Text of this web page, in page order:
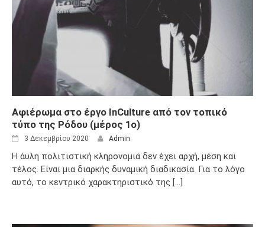
Αφιέρωμα στο έργο InCulture από τον τοπικό
τύπο της Ρόδου (μέρος 1ο)
3 Δεκεμβρίου 2020 Admin
Η άυλη πολιτιστική κληρονομιά δεν έχει αρχή, μέση και
τέλος. Είναι μια διαρκής δυναμική διαδικασία. Για το λόγο
αυτό, το κεντρικό χαρακτηριστικό της [...]